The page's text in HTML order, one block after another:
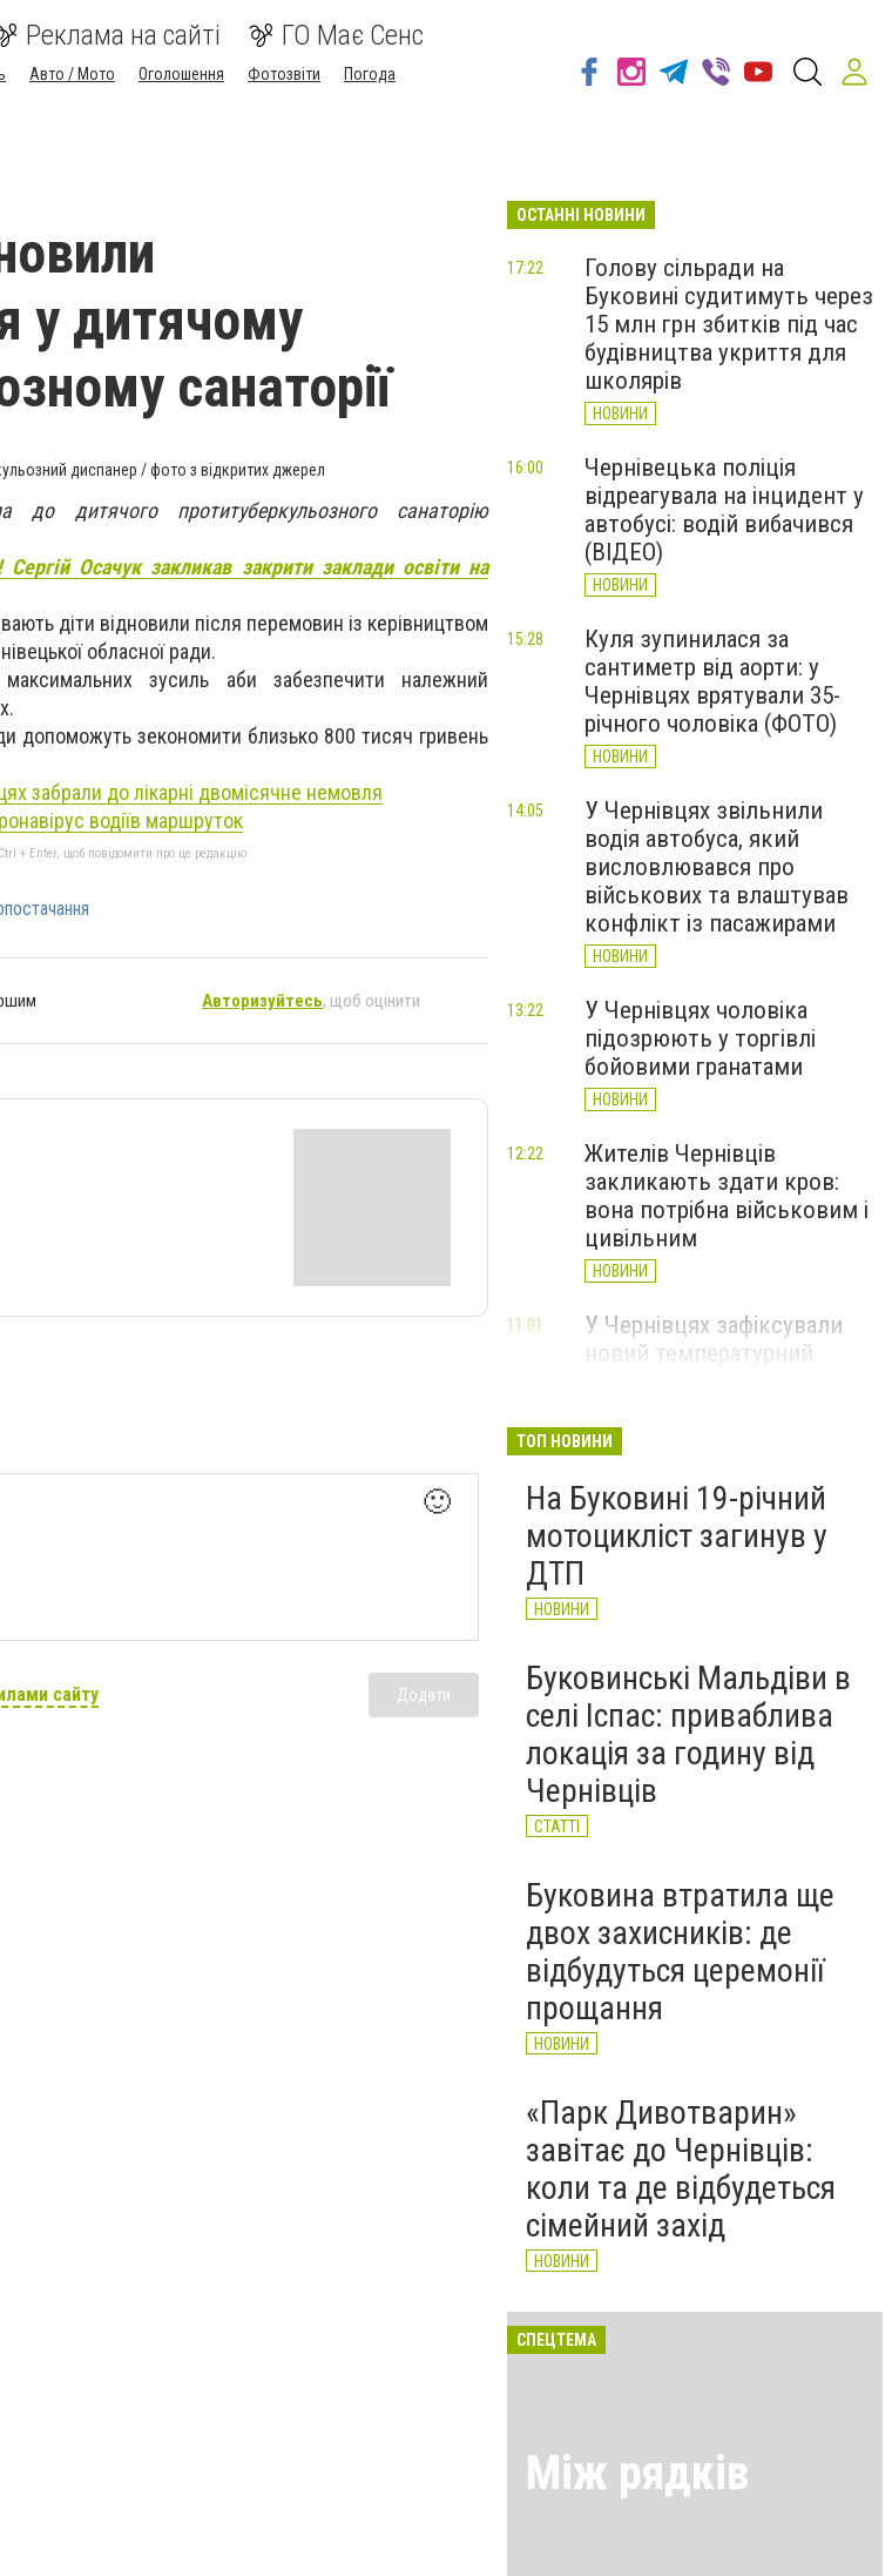
Реклама на сайті ГО Має Сенс
Авто / Мото Оголошення Фотозвіти
Погода
у дитячому
санаторії
диспанер / фото з відкритих джерел
до дитячого протитуберкульозного санаторію
Сергій Осачук закликав закрити заклади освіти на
діти відновили після перемовин із керівництвом
обласної ради.
зусиль аби забезпечити належний
допоможуть зекономити близько 800 тисяч гривень
забрали до лікарні двомісячне немовля
водіїв маршруток
+ Enter, щоб повідомити про це редакцію
Авторизуйтесь, щоб оцінити
🙂
сайту Додати
ОСТАННІ НОВИНИ
Голову сільради на
Буковині судитимуть через
15 млн грн збитків під час
будівництва укриття для
школярів
НОВИНИ
17:22
Чернівецька поліція
відреагувала на інцидент у
автобусі: водій вибачився
(ВІДЕО)
НОВИНИ
16:00
Куля зупинилася за
сантиметр від аорти: у
Чернівцях врятували 35-
річного чоловіка (ФОТО)
НОВИНИ
15:28
У Чернівцях звільнили
водія автобуса, який
висловлювався про
військових та влаштував
конфлікт із пасажирами
НОВИНИ
14:05
У Чернівцях чоловіка
підозрюють у торгівлі
бойовими гранатами
НОВИНИ
13:22
Жителів Чернівців
закликають здати кров:
вона потрібна військовим і
цивільним
НОВИНИ
12:22
У Чернівцях зафіксували
новий температурний
11:01
області обмежили рух
великовагового транспорту
НОВИНИ
ТОП НОВИНИ
На Буковині 19-річний
мотоцикліст загинув у
ДТП
НОВИНИ
Буковинські Мальдіви в
селі Іспас: приваблива
локація за годину від
Чернівців
СТАТТІ
Буковина втратила ще
двох захисників: де
відбудуться церемонії
прощання
НОВИНИ
«Парк Дивотварин»
завітає до Чернівців:
коли та де відбудеться
сімейний захід
НОВИНИ
СПЕЦТЕМА
Між рядків